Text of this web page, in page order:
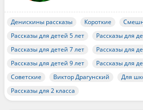
Денискины рассказы Короткие
Рассказы для детей 5 лет
Рассказы для
Рассказы для детей 7 лет
Рассказы для
Рассказы для детей 9 лет
Рассказы для
Советские
Виктор Драгунский
Для
Рассказы для 2 класса